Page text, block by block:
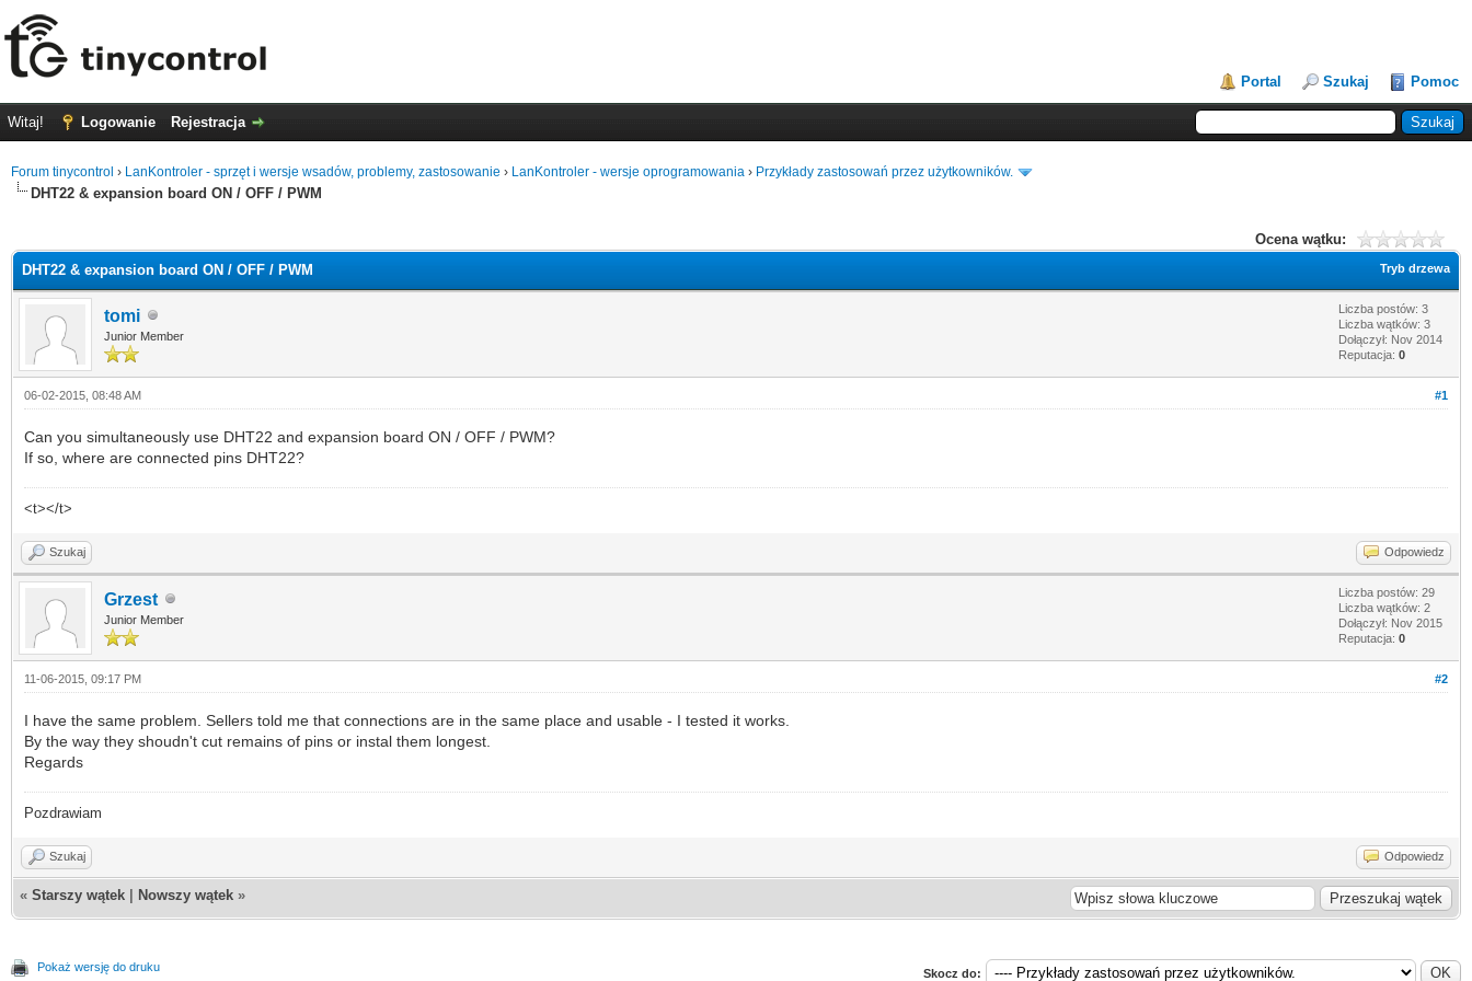
Portal Szukaj Pomoc
Witaj! Logowanie Rejestracja
Forum tinycontrol › LanKontroler - sprzęt i wersje wsadów, problemy, zastosowanie › LanKontroler - wersje oprogramowania › Przykłady zastosowań przez użytkowników.
DHT22 & expansion board ON / OFF / PWM
Ocena wątku:
Tryb drzewa
DHT22 & expansion board ON / OFF / PWM
tomi
Junior Member
Liczba postów: 3
Liczba wątków: 3
Dołączył: Nov 2014
Reputacja: 0
#1
06-02-2015, 08:48 AM
Can you simultaneously use DHT22 and expansion board ON / OFF / PWM?
If so, where are connected pins DHT22?
<t></t>
Szukaj Odpowiedz
Grzest
Junior Member
Liczba postów: 29
Liczba wątków: 2
Dołączył: Nov 2015
Reputacja: 0
#2
11-06-2015, 09:17 PM
I have the same problem. Sellers told me that connections are in the same place and usable - I tested it works.
By the way they shoudn't cut remains of pins or instal them longest.
Regards
Pozdrawiam
Szukaj Odpowiedz
« Starszy wątek Nowszy wątek »
Pokaż wersję do druku Skocz do: